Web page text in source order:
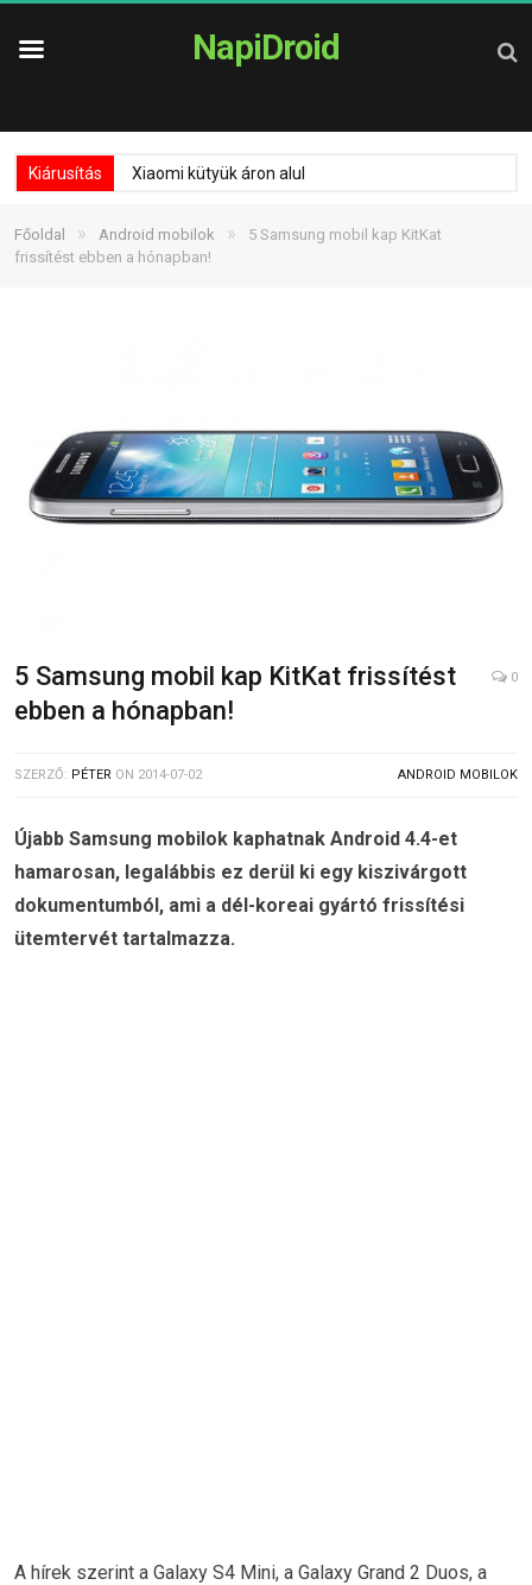
NapiDroid
Kiárusítás Xiaomi kütyük áron alul
Főoldal » Android mobilok »
5 Samsung mobil kap KitKat
frissítést ebben a hónapban!
5 Samsung mobil kap KitKat frissítést
ebben a hónapban!
0
SZERZŐ: PÉTER ON 2014-07-02 ANDROID MOBILOK
Újabb Samsung mobilok kaphatnak Android 4.4-et
hamarosan, legalábbis ez derül ki egy kiszivárgott
dokumentumból, ami a dél-koreai gyártó frissítési
ütemtervét tartalmazza.
A hírek szerint a Galaxy S4 Mini, a Galaxy Grand 2 Duos, a